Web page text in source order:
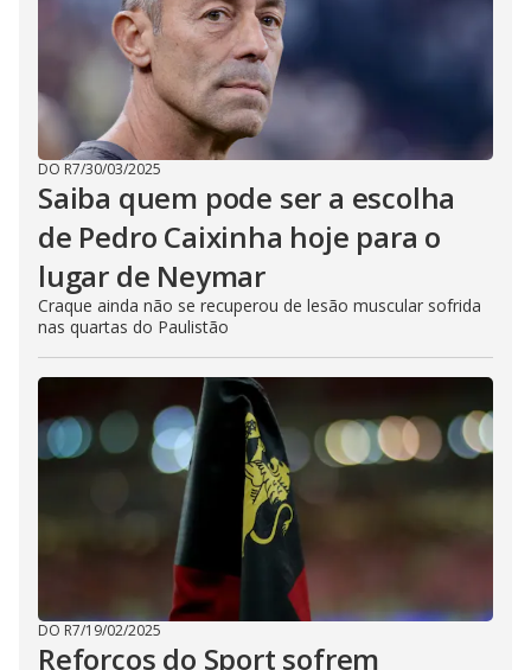
DO R7/30/03/2025
Saiba quem pode ser a escolha
de Pedro Caixinha hoje para o
lugar de Neymar
Craque ainda não se recuperou de lesão muscular sofrida
nas quartas do Paulistão
DO R7/19/02/2025
Reforços do Sport sofrem